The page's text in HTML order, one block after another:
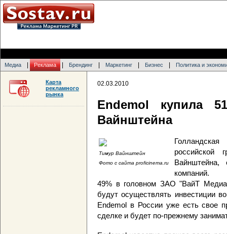
Медиа Реклама Брендинг Маркетинг Бизнес Политика и
02.03.2010
Endemol купила
Вайнштейна
Тимур Вайнштейн
Фото с сайта proficinema.ru
российской
Вайнштейна,
компаний.
49% в головном ЗАО "ВайТ
будут осуществлять инвестиции
Endemol в России уже есть свое
сделке и будет по-прежнему
Карта
рекламного
рынка